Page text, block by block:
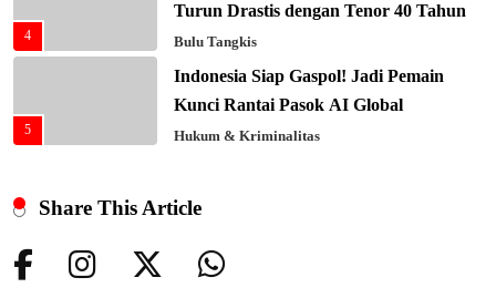
4
Turun Drastis dengan Tenor 40 Tahun
Bulu Tangkis
5
Indonesia Siap Gaspol! Jadi Pemain
Kunci Rantai Pasok AI Global
Hukum & Kriminalitas
Negara G20 di Awal 2026
Keren! Baznas Bangun Sekolah Tenda
Share This Article